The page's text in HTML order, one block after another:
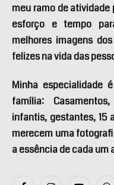
meu ramo de
esforço e tempo
melhores imagens
felizes na vida das
Minha especialidade
família:
infantis, gestantes, 15
merecem uma
a essência de cada um